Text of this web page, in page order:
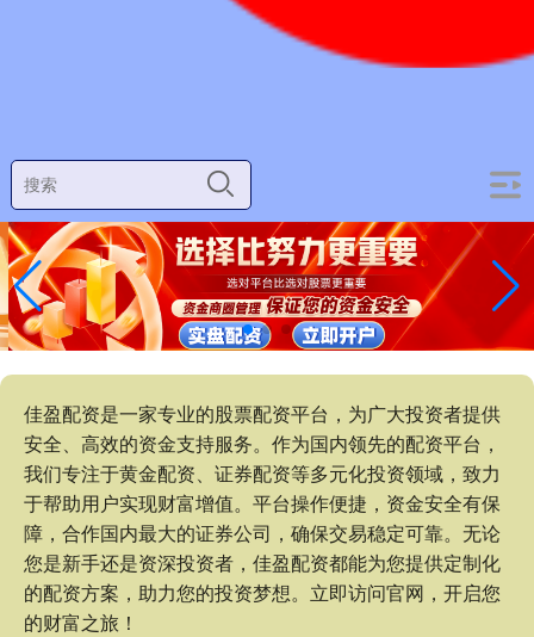
佳盈配资是一家专业的股票配资平台，为广大投资者提供
安全、高效的资金支持服务。作为国内领先的配资平台，
我们专注于黄金配资、证券配资等多元化投资领域，致力
于帮助用户实现财富增值。平台操作便捷，资金安全有保
障，合作国内最大的证券公司，确保交易稳定可靠。无论
您是新手还是资深投资者，佳盈配资都能为您提供定制化
的配资方案，助力您的投资梦想。立即访问官网，开启您
的财富之旅！